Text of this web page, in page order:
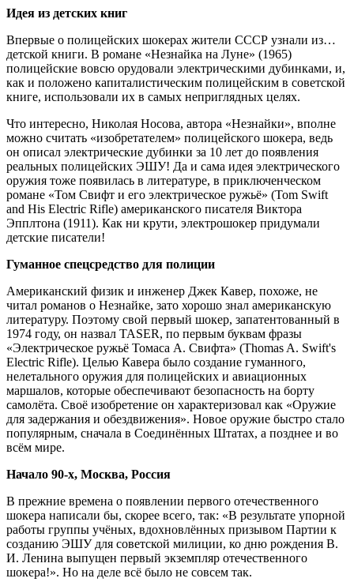
Идея из детских книг
Впервые о полицейских шокерах жители СССР узнали из…
детской книги. В романе «Незнайка на Луне» (1965)
полицейские вовсю орудовали электрическими дубинками, и,
как и положено капиталистическим полицейским в советской
книге, использовали их в самых неприглядных целях.
Что интересно, Николая Носова, автора «Незнайки», вполне
можно считать «изобретателем» полицейского шокера, ведь
он описал электрические дубинки за 10 лет до появления
реальных полицейских ЭШУ! Да и сама идея электрического
оружия тоже появилась в литературе, в приключенческом
романе «Том Свифт и его электрическое ружьё» (Tom Swift
and His Electric Rifle) американского писателя Виктора
Эпплтона (1911). Как ни крути, электрошокер придумали
детские писатели!
Гуманное спецсредство для полиции
Американский физик и инженер Джек Кавер, похоже, не
читал романов о Незнайке, зато хорошо знал американскую
литературу. Поэтому свой первый шокер, запатентованный в
1974 году, он назвал TASER, по первым буквам фразы
«Электрическое ружьё Томаса А. Свифта» (Thomas A. Swift's
Electric Rifle). Целью Кавера было создание гуманного,
нелетального оружия для полицейских и авиационных
маршалов, которые обеспечивают безопасность на борту
самолёта. Своё изобретение он характеризовал как «Оружие
для задержания и обездвижения». Новое оружие быстро стало
популярным, сначала в Соединённых Штатах, а позднее и во
всём мире.
Начало 90-х, Москва, Россия
В прежние времена о появлении первого отечественного
шокера написали бы, скорее всего, так: «В результате упорной
работы группы учёных, вдохновлённых призывом Партии к
созданию ЭШУ для советской милиции, ко дню рождения В.
И. Ленина выпущен первый экземпляр отечественного
шокера!». Но на деле всё было не совсем так.